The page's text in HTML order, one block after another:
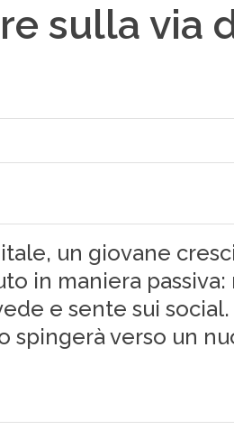
sulla via
un giovane
in maniera passiva:
e sente sui social.
spingerà verso un